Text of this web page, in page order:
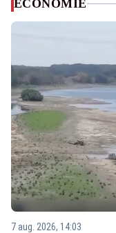
ECONOMIE
7 aug. 2026, 14:03